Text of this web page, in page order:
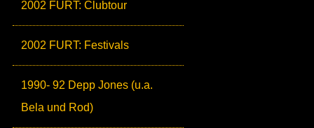
2002 FURT: Clubtour
2002 FURT: Festivals
1990- 92 Depp Jones (u.a.
Bela und Rod)